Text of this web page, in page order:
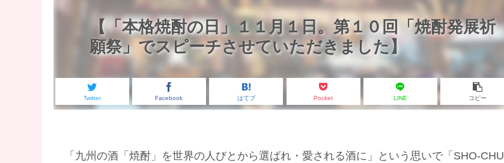
【「本格焼酎の日」１１月１日。第１０回「焼酎発展祈
願祭」でスピーチさせていただきました】
Twitter Facebook はてブ Pocket LINE コピー
「九州の酒「焼酎」を世界の人びとから選ばれ・愛される酒に」という思いで「SHO-CHU